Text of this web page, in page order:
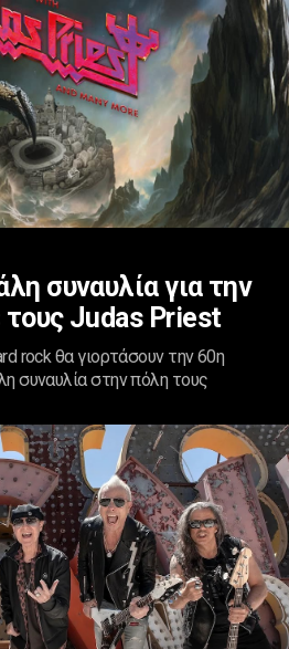
συναυλία για την
Judas Priest
rock θα γιορτάσουν την 60η
συναυλία στην πόλη τους